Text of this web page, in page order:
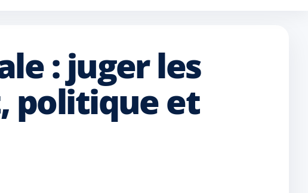
: juger les
politique et